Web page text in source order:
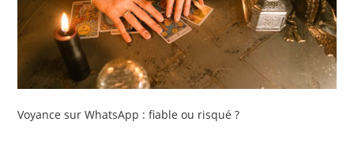
Voyance sur WhatsApp : fiable ou risqué ?